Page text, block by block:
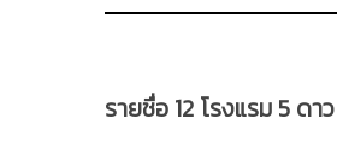
รายชื่อ 12 โรงแรม 5 ดา